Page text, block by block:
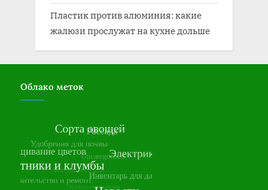
Пластик против алюминия: какие
жалюзи прослужат на кухне дольше
Облако меток